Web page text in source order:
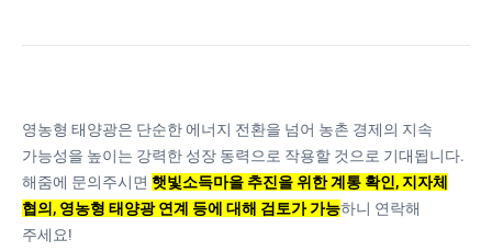
영농형 태양광은 단순한 에너지 전환을 넘어 농촌 경제의 지속
가능성을 높이는 강력한 성장 동력으로 작용할 것으로 기대됩니다.
해줌에 문의주시면 햇빛소득마을 추진을 위한 계통 확인, 지자체
협의, 영농형 태양광 연계 등에 대해 검토가 가능하니 연락해
주세요!